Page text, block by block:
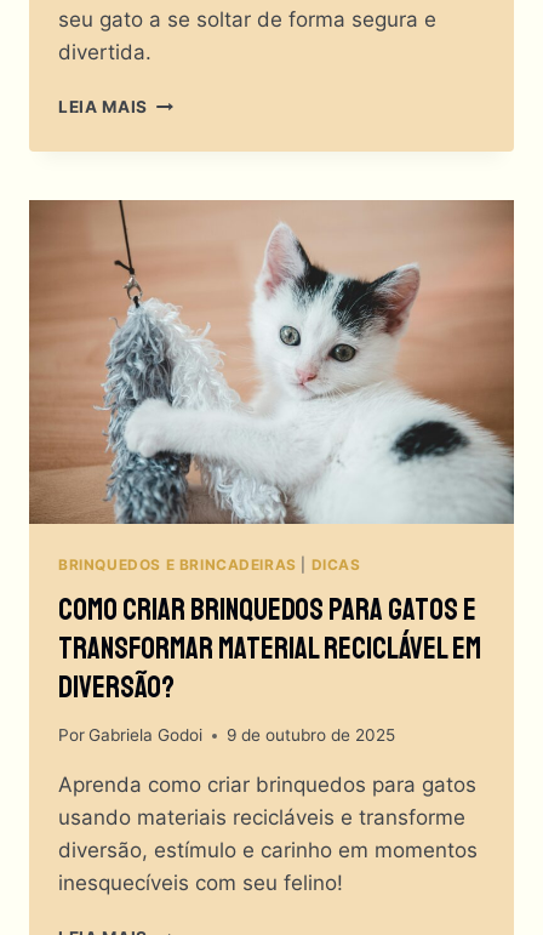
seu gato a se soltar de forma segura e
divertida.
LEIA MAIS ESSAS
PARA
TIMIDOS
FUNCIONAM…
É
MITO?
BRINQUEDOS E BRINCADEIRAS DICAS
Como Criar Brinquedos Para Gatos E
Transformar Material Reciclável Em
Diversão?
PorGabriela Godoi 9 de outubro de 2025
Aprenda como criar brinquedos para gatos
usando materiais recicláveis e transforme
diversão, estímulo e carinho em momentos
inesquecíveis com seu felino!